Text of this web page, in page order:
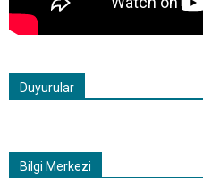
Duyurular
Bilgi Merkezi